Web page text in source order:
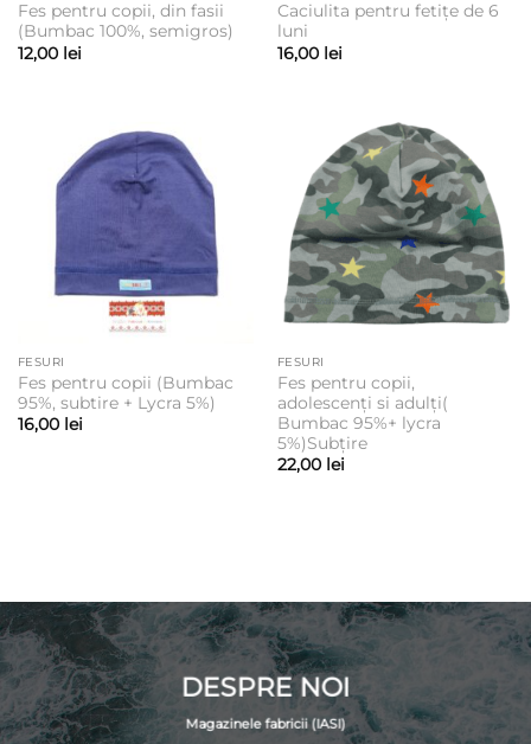
Fes pentru copii, din fasii
(Bumbac 100%, semigros)
12,00 lei
Caciulita pentru fetițe de 6
luni
16,00 lei
FESURI
Fes pentru copii (Bumbac
95%, subtire + Lycra 5%)
16,00 lei
FESURI
Fes pentru copii,
adolescenți si adulți(
Bumbac 95%+ lycra
5%)Subțire
22,00 lei
DESPRE NOI
Magazinele fabricii (IASI)